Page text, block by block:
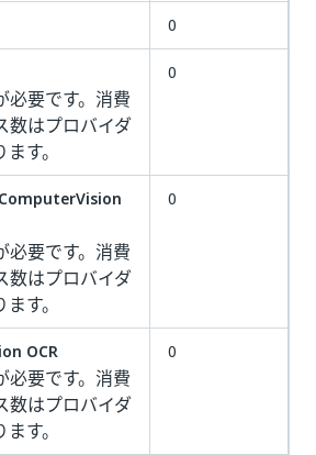
0
必要です。消費
数はプロバイダ
す。
0
必要です。消費
数はプロバイダ
す。
0
OCR
必要です。消費
数はプロバイダ
す。
0